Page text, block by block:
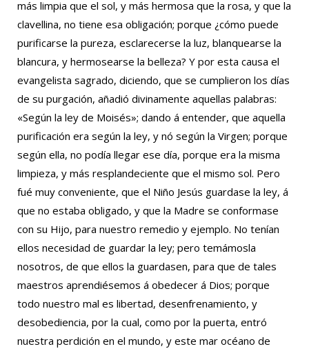
más limpia que el sol, y más hermosa que la rosa, y que la
clavellina, no tiene esa obligación; porque ¿cómo puede
purificarse la pureza, esclarecerse la luz, blanquearse la
blancura, y hermosearse la belleza? Y por esta causa el
evangelista sagrado, diciendo, que se cumplieron los días
de su purgación, añadió divinamente aquellas palabras:
«Según la ley de Moisés»; dando á entender, que aquella
purificación era según la ley, y nó según la Virgen; porque
según ella, no podía llegar ese día, porque era la misma
limpieza, y más resplandeciente que el mismo sol. Pero
fué muy conveniente, que el Niño Jesús guardase la ley, á
que no estaba obligado, y que la Madre se conformase
con su Hijo, para nuestro remedio y ejemplo. No tenían
ellos necesidad de guardar la ley; pero temámosla
nosotros, de que ellos la guardasen, para que de tales
maestros aprendiésemos á obedecer á Dios; porque
todo nuestro mal es libertad, desenfrenamiento, y
desobediencia, por la cual, como por la puerta, entró
nuestra perdición en el mundo, y este mar océano de